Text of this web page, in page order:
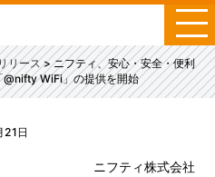
メ
ニ
ュ
ー
リース
ニフティ、安心・安全・便利
@nifty WiFi」の提供を開始
日
ニフティ株式会社